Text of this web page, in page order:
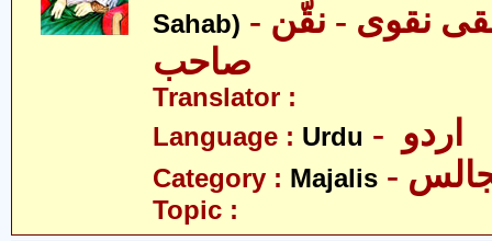
Sahab) - علامہ علی نقی نقوی - نقّن
صاحب
Translator :
Language : Urdu
Category : Majalis
Topic :